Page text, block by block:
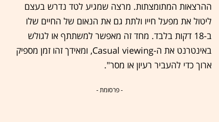
ההרצאות המתומצתות. מרצה שמגיע לטד נדרש בעצם
ליטול את מפעל חייו ולתת גם את הנאום של החיים שלו
ב-18 דקות בלבד. מחד זה מאפשר למשתתף או לגולש
באינטרנט את ה-Casual viewing, ומאידך זהו זמן מספיק
ארוך כדי להעביר רעיון או מסר".
- פרסומת -